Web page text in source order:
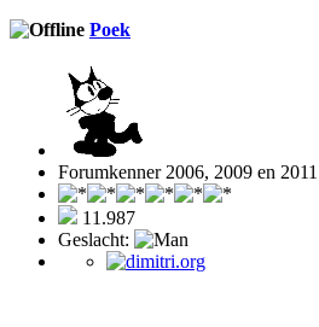
Poek
Forumkenner 2006, 2009 en 2011
11.987
Geslacht: